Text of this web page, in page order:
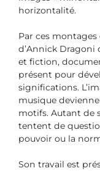
horizontalité.
Par ces montages
d’Annick Dragoni
et fiction,
présent pour
significations.
musique
motifs. Autant de
tentent de
pouvoir ou la
Son travail est